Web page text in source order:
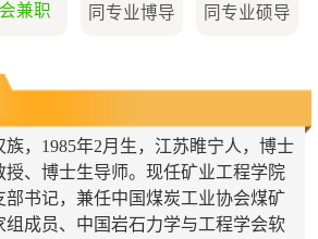
兼职 同专业博导 同专业硕导
族，1985年2月生，江苏睢宁人，博士
授、博士生导师。现任矿业工程学院
书记，兼任中国煤炭工业协会煤矿
组成员、中国岩石力学与工程学会软